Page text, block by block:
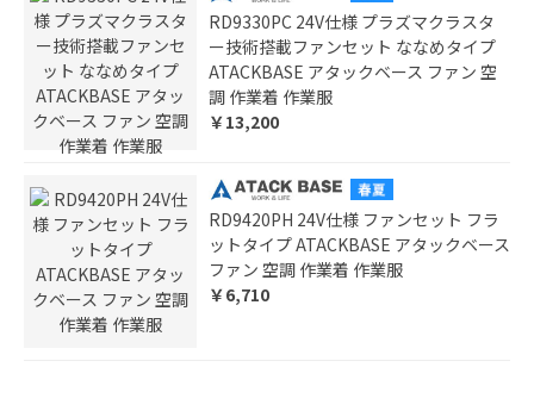
RD9330PC 24V仕様 プラズマクラスタ
ー技術搭載ファンセット ななめタイプ
ATACKBASE アタックベース ファン 空
調 作業着 作業服
￥13,200
RD9420PH 24V仕様 ファンセット フラ
ットタイプ ATACKBASE アタックベース
ファン 空調 作業着 作業服
￥6,710